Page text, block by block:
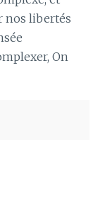
nos libertés
On